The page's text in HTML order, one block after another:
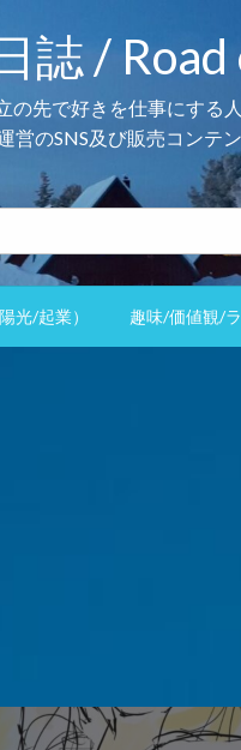
誌 /
先で好きを仕事にす
のSNS及び販売コンテ
光/起業） 趣味/価値観/